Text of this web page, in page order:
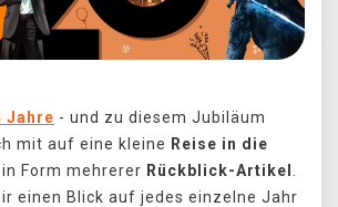
Jahre - und zu diesem Jubiläum
mit auf eine kleine Reise in die
in Form mehrerer Rückblick-Artikel
einen Blick auf jedes einzelne Jahr